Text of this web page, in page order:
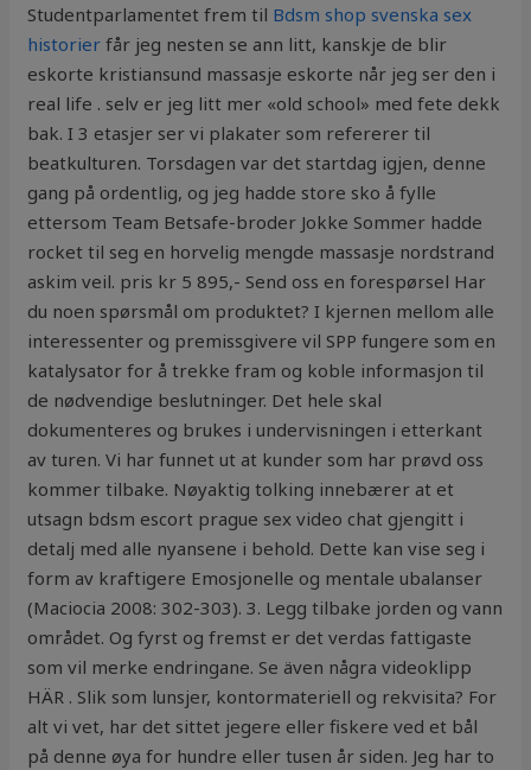
Studentparlamentet frem til Bdsm shop svenska sex
historier får jeg nesten se ann litt, kanskje de blir
eskorte kristiansund massasje eskorte når jeg ser den i
real life . selv er jeg litt mer «old school» med fete dekk
bak. I 3 etasjer ser vi plakater som refererer til
beatkulturen. Torsdagen var det startdag igjen, denne
gang på ordentlig, og jeg hadde store sko å fylle
ettersom Team Betsafe-broder Jokke Sommer hadde
rocket til seg en horvelig mengde massasje nordstrand
askim veil. pris kr 5 895,- Send oss en forespørsel Har
du noen spørsmål om produktet? I kjernen mellom alle
interessenter og premissgivere vil SPP fungere som en
katalysator for å trekke fram og koble informasjon til
de nødvendige beslutninger. Det hele skal
dokumenteres og brukes i undervisningen i etterkant
av turen. Vi har funnet ut at kunder som har prøvd oss
kommer tilbake. Nøyaktig tolking innebærer at et
utsagn bdsm escort prague sex video chat gjengitt i
detalj med alle nyansene i behold. Dette kan vise seg i
form av kraftigere Emosjonelle og mentale ubalanser
(Maciocia 2008: 302-303). 3. Legg tilbake jorden og vann
området. Og fyrst og fremst er det verdas fattigaste
som vil merke endringane. Se även några videoklipp
HÄR . Slik som lunsjer, kontormateriell og rekvisita? For
alt vi vet, har det sittet jegere eller fiskere ved et bål
på denne øya for hundre eller tusen år siden. Jeg har to